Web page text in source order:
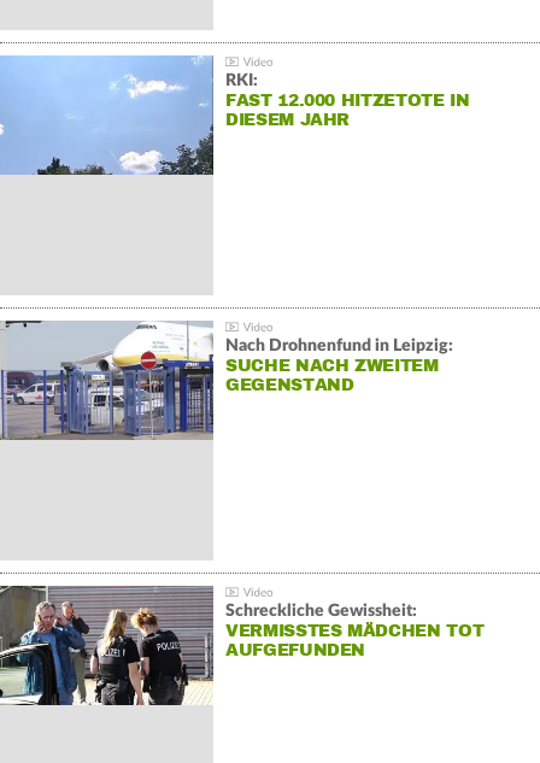
RKI:
FAST 12.000 HITZETOTE IN
DIESEM JAHR
Nach Drohnenfund in Leipzig:
SUCHE NACH ZWEITEM
GEGENSTAND
Schreckliche Gewissheit:
VERMISSTES MÄDCHEN TOT
AUFGEFUNDEN